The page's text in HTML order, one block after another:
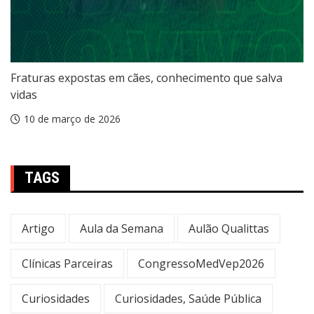
Fraturas expostas em cães, conhecimento que salva
vidas
10 de março de 2026
TAGS
Artigo Aula da Semana Aulão Qualittas
Clínicas Parceiras CongressoMedVep2026
Curiosidades Curiosidades, Saúde Pública